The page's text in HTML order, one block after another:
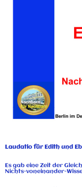
Laudatio für Edith und
Es gab eine Zeit der
Nichts-voneinander-